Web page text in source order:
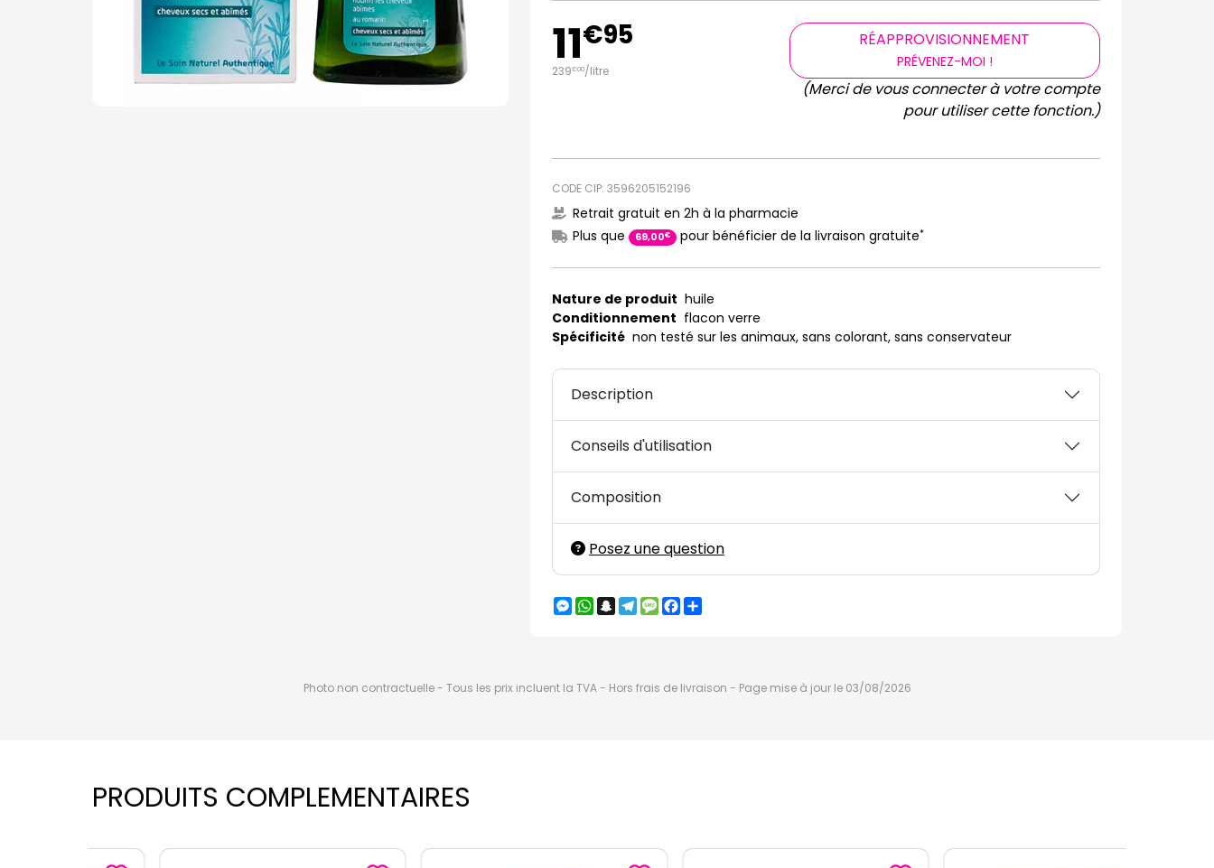
11€95
239€00/litre
RÉAPPROVISIONNEMENT
PRÉVENEZ-MOI !
(Merci de vous connecter à votre compte
pour utiliser cette fonction.)
CODE CIP: 3596205152196
Retrait gratuit en 2h à la pharmacie
Plus que
69,00€ pour bénéficier de la livraison gratuite*
Nature de produit huile
Conditionnement flacon verre
Spécificité non testé sur les animaux, sans colorant, sans conservateur
Description
Conseils d'utilisation
Composition
Posez une question
Messenger
WhatsApp
Snapchat
Telegram
MessageFacebook
Photo non contractuelle - Tous les prix incluent la TVA - Hors frais de livraison - Page mise à jour le 03/08/2026
PRODUITS COMPLEMENTAIRES